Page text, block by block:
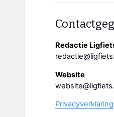
Redactie
Website
Privacyverklaring